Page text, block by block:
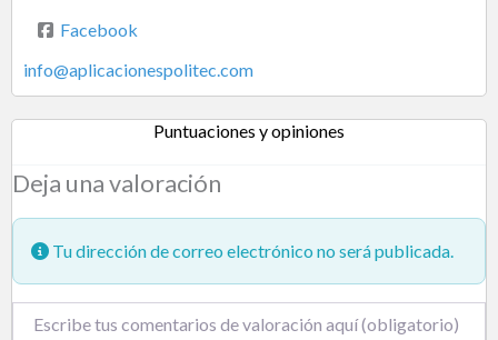
Facebook
info@aplicacionespolitec.com
Puntuaciones y opiniones
Deja una valoración
Tu dirección de correo electrónico no será publicada.
Texto de la reseña